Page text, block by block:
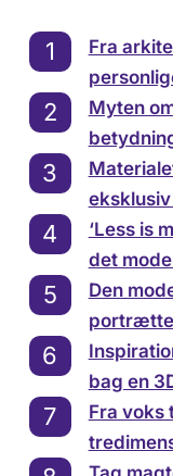
Fra
Myten
‘Less is
det
Den
bag en
Fra voks